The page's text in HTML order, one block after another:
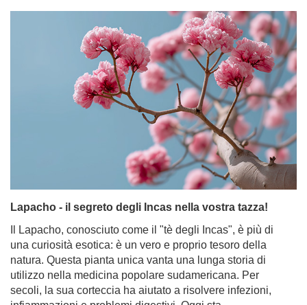
Lapacho - il segreto degli Incas nella vostra tazza!
Il Lapacho, conosciuto come il "tè degli Incas", è più di
una curiosità esotica: è un vero e proprio tesoro della
natura. Questa pianta unica vanta una lunga storia di
utilizzo nella medicina popolare sudamericana. Per
secoli, la sua corteccia ha aiutato a risolvere infezioni,
infiammazioni e problemi digestivi. Oggi sta
guadagnando popolarità come ingrediente di tisane e